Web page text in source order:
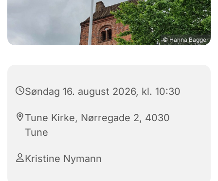
© Hanna Bagger
Søndag 16. august 2026, kl. 10:30
Tune Kirke, Nørregade 2, 4030
Tune
Kristine Nymann